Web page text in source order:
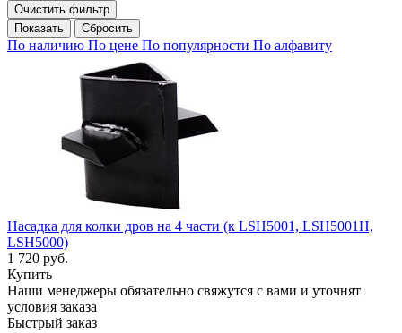
Очистить фильтр
Сбросить
По наличию По цене По популярности По алфавиту
Насадка для колки дров на 4 части (к LSH5001, LSH5001H,
LSH5000)
1 720 руб.
Купить
Наши менеджеры обязательно свяжутся с вами и уточнят
условия заказа
Быстрый заказ